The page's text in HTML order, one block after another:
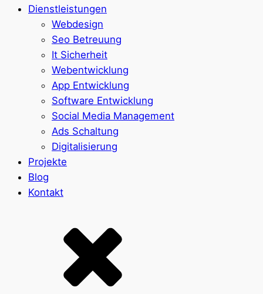
Dienstleistungen
Webdesign
Seo Betreuung
It Sicherheit
Webentwicklung
App Entwicklung
Software Entwicklung
Social Media Management
Ads Schaltung
Digitalisierung
Projekte
Blog
Kontakt